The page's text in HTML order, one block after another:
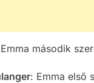
második
: Emma első